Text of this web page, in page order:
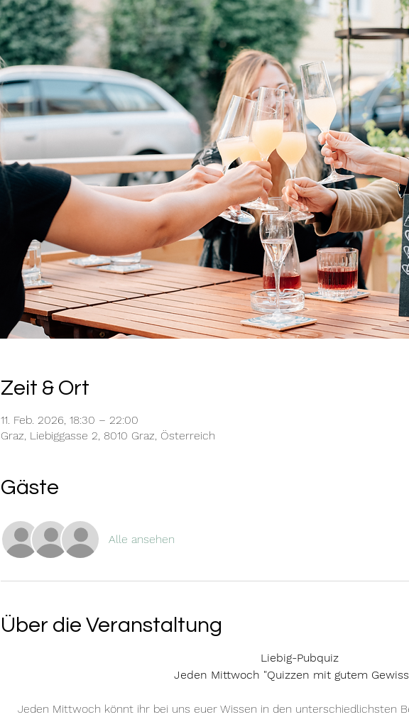
Zeit & Ort
11. Feb. 2026, 18:30 – 22:00
Graz, Liebiggasse 2, 8010 Graz, Österreich
Gäste
Alle ansehen
Über die Veranstaltung
Liebig-Pubquiz
Jeden Mittwoch "Quizzen mit gutem
Jeden Mittwoch könnt ihr bei uns euer Wissen in den unterschiedlichsten